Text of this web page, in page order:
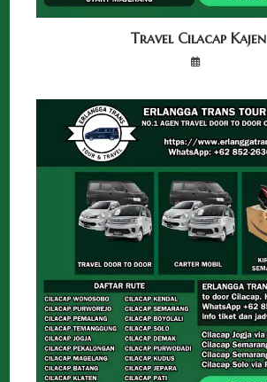
Travel Cilacap Kajen